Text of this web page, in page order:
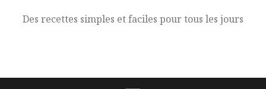
Des recettes simples et faciles pour tous les jours